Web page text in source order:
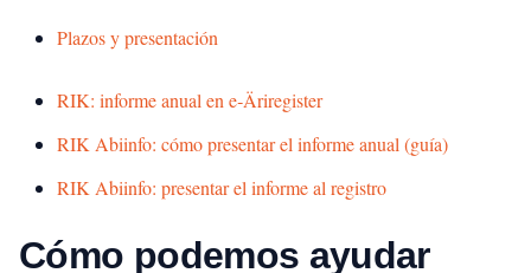
Plazos y presentación
RIK: informe anual en e‑Äriregister
RIK Abiinfo: cómo presentar el informe anual (guía)
RIK Abiinfo: presentar el informe al registro
Cómo podemos ayudar